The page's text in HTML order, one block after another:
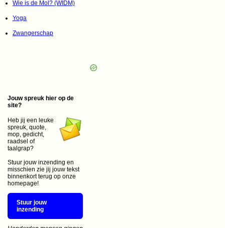
Wie is de Mol? (WIDM)
Yoga
Zwangerschap
Jouw spreuk hier op de
site?
Heb jij een leuke
spreuk, quote,
mop, gedicht,
raadsel of
taalgrap?
Stuur jouw inzending en
misschien zie jij jouw tekst
binnenkort terug op onze
homepage!
Stuur jouw
inzending